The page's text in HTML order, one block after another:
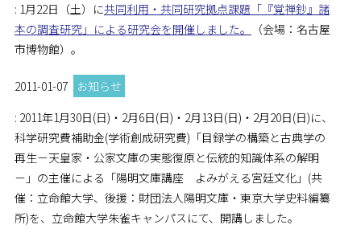
: 1月22日（土）に共同利用・共同研究拠点課題「『覚禅鈔』諸
本の調査研究」による研究会を開催しました。
（会場：名古屋
市博物館）。
2011-01-07
お知らせ
: 2011年1月30日(日)・2月6日(日)・2月13日(日)・2月20日(日)に、
科学研究費補助金(学術創成研究費)「目録学の構築と古典学の
再生－天皇家・公家文庫の実態復原と伝統的知識体系の解明
－」の主催による「陽明文庫講座 よみがえる宮廷文化」(共
催：立命館大学、後援：財団法人陽明文庫・東京大学史料編纂
所)を、立命館大学朱雀キャンパスにて、開講しました。